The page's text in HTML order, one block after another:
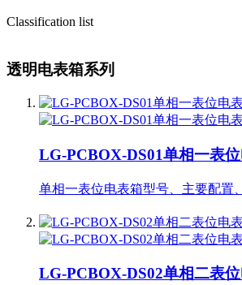
Classification list
透明电表箱系列
LG-PCBOX-DS01单相一表
单相一表位电表箱型号、主要配置
LG-PCBOX-DS02单相二表